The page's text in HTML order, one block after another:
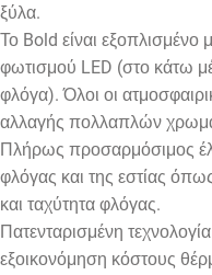
ξύλα.
Το Bold είναι
φωτισμού LED (στο κάτω
φλόγα). Όλοι οι
αλλαγής πολλαπλών
Πλήρως προσαρμόσιμος
φλόγας και της εστίας
και ταχύτητα φλόγας.
Πατενταρισμένη
εξοικονόμηση κόστους